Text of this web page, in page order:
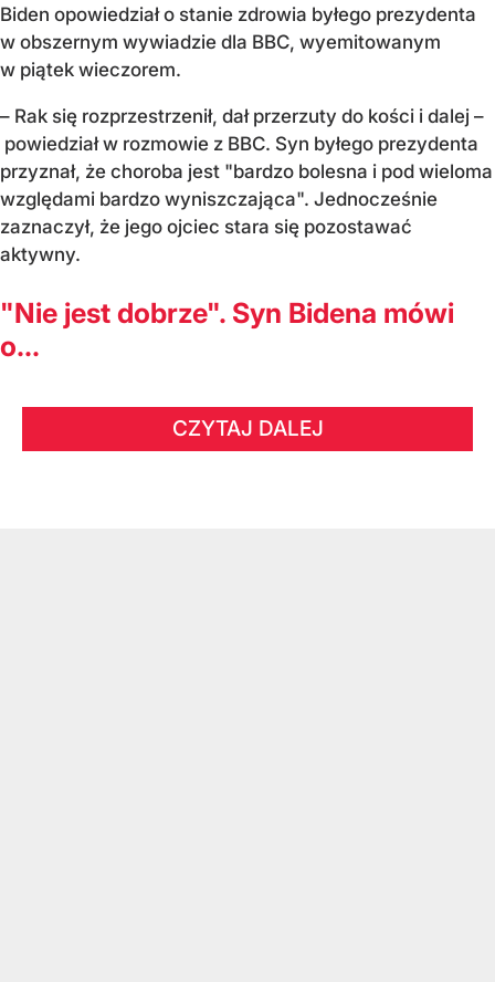
Biden opowiedział o stanie zdrowia byłego prezydenta
w obszernym wywiadzie dla BBC, wyemitowanym
w piątek wieczorem.
– Rak się rozprzestrzenił, dał przerzuty do kości i dalej –
powiedział w rozmowie z BBC. Syn byłego prezydenta
przyznał, że choroba jest "bardzo bolesna i pod wieloma
względami bardzo wyniszczająca". Jednocześnie
zaznaczył, że jego ojciec stara się pozostawać
aktywny.
"Nie jest dobrze". Syn Bidena mówi
o...
CZYTAJ DALEJ